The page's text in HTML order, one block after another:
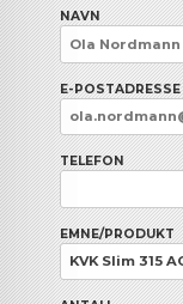
NAVN
E-POSTADRESSE
TELEFON
EMNE/PRODUKT